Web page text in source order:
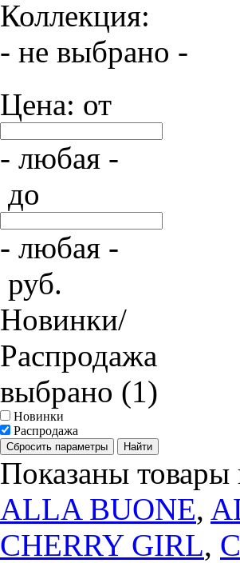
Коллекция:
- не выбрано -
Цена: от
- любая -
до
- любая -
руб.
Новинки/
Распродажа
выбрано (1)
Новинки
Распродажа
Сбросить параметры Найти
Показаны товары
ALLA BUONE,
CHERRY GIRL,